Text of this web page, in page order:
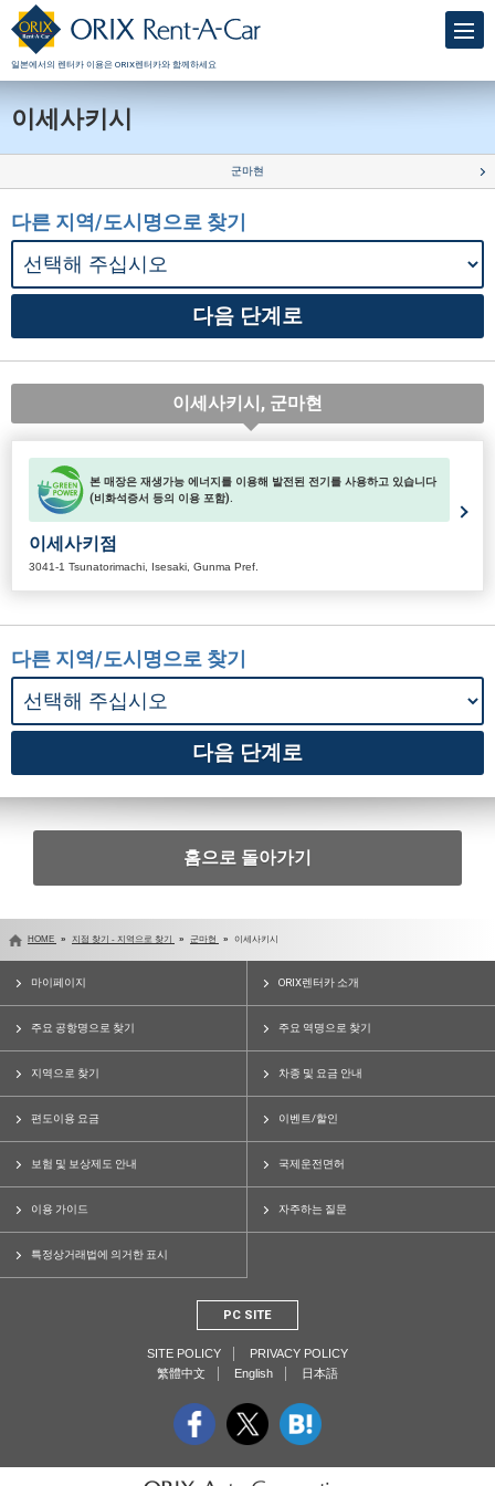
일본에서의 렌터카 이용은 ORIX렌터카와 함께하세요
이세사키시
군마현
다른 지역/도시명으로 찾기
이세사키시, 군마현
본 매장은 재생가능 에너지를 이용해 발전된 전기를 사용하고 있습니다
(비화석증서 등의 이용 포함).
이세사키점
3041-1 Tsunatorimachi, Isesaki, Gunma Pref.
다른 지역/도시명으로 찾기
홈으로 돌아가기
HOME 지점 찾기 - 지역으로 찾기 군마현 이세사키시
마이페이지 ORIX렌터카 소개
주요 공항명으로 찾기 주요 역명으로 찾기
지역으로 찾기 차종 및 요금 안내
편도이용 요금 이벤트/할인
보험 및 보상제도 안내 국제운전면허
이용 가이드 자주하는 질문
특정상거래법에 의거한 표시
PC SITE
SITE POLICY
PRIVACY POLICY
繁體中文
English 日本語